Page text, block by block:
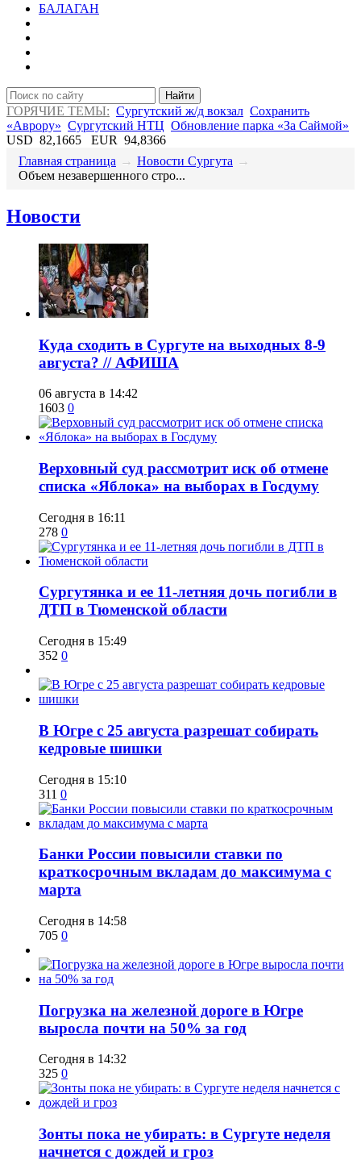
БАЛАГАН
Найти
ГОРЯЧИЕ ТЕМЫ: Сургутский ж/д вокзал Сохранить
«Аврору» Сургутский НТЦ Обновление парка «За Саймой»
USD 82,1665 EUR 94,8366
Главная страница → Новости Сургута →
​Объем незавершенного стро...
Новости
​Куда сходить в Сургуте на выходных 8-9
августа? // АФИША
06 августа в 14:42
1603 0
​Верховный суд рассмотрит иск об отмене
списка «Яблока» на выборах в Госдуму
Сегодня в 16:11
278 0
Сургутянка и ее 11-летняя дочь погибли в
ДТП в Тюменской области
Сегодня в 15:49
352 0
​В Югре с 25 августа разрешат собирать
кедровые шишки
Сегодня в 15:10
311 0
​Банки России повысили ставки по
краткосрочным вкладам до максимума с
марта
Сегодня в 14:58
705 0
​Погрузка на железной дороге в Югре
выросла почти на 50% за год
Сегодня в 14:32
325 0
​Зонты пока не убирать: в Сургуте неделя
начнется с дождей и гроз